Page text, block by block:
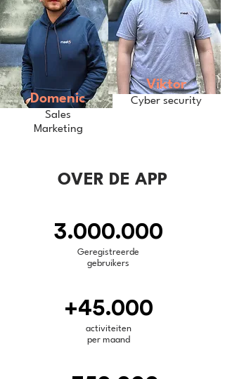
Domenic
Sales
Marketing
Viktor
Cyber security
OVER DE APP
3.000.000
Geregistreerde
gebruikers
+45.000
activiteiten
per maand